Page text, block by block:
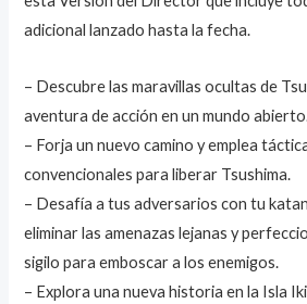
adicional lanzado hasta la fecha.
– Descubre las maravillas ocultas de
aventura de acción en un mundo
– Forja un nuevo camino y emplea
convencionales para liberar Tsushima.
– Desafía a tus adversarios con tu
eliminar las amenazas lejanas y
sigilo para emboscar a los enemigos.
– Explora una nueva historia en la Isla